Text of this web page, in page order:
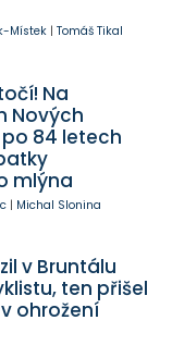
Místek| Tomáš Tikal
Na
Nových
84 letech
mlýna
| Michal Slonina
v Bruntálu
ten přišel
ohrožení